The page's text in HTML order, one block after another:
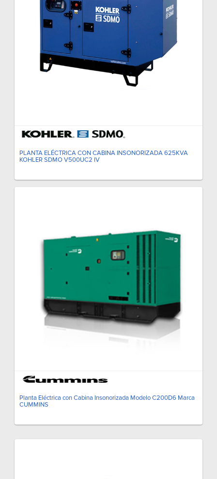
PLANTA ELÉCTRICA CON CABINA INSONORIZADA 625KVA
KOHLER SDMO V500UC2 IV
Planta Eléctrica con Cabina Insonorizada Modelo C200D6 Marca
CUMMINS